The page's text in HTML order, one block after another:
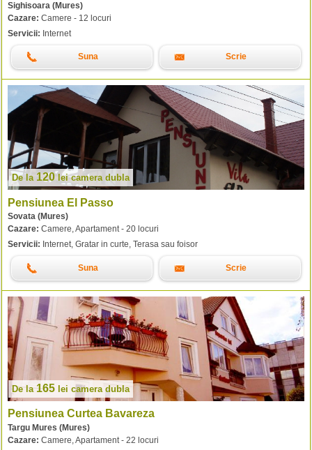
Sighisoara (Mures)
Cazare: Camere - 12 locuri
Servicii: Internet
Suna Scrie
De la 120 leicamera dubla
Pensiunea El Passo
Sovata (Mures)
Cazare: Camere, Apartament - 20 locuri
Servicii: Internet, Gratar in curte, Terasa sau foisor
Suna Scrie
De la 165 lei camera dubla
Pensiunea Curtea Bavareza
Targu Mures (Mures)
Cazare: Camere, Apartament - 22 locuri